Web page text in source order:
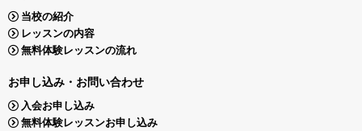
当校の紹介
レッスンの内容
無料体験レッスンの流れ
お申し込み・お問い合わせ
入会お申し込み
無料体験レッスンお申し込み